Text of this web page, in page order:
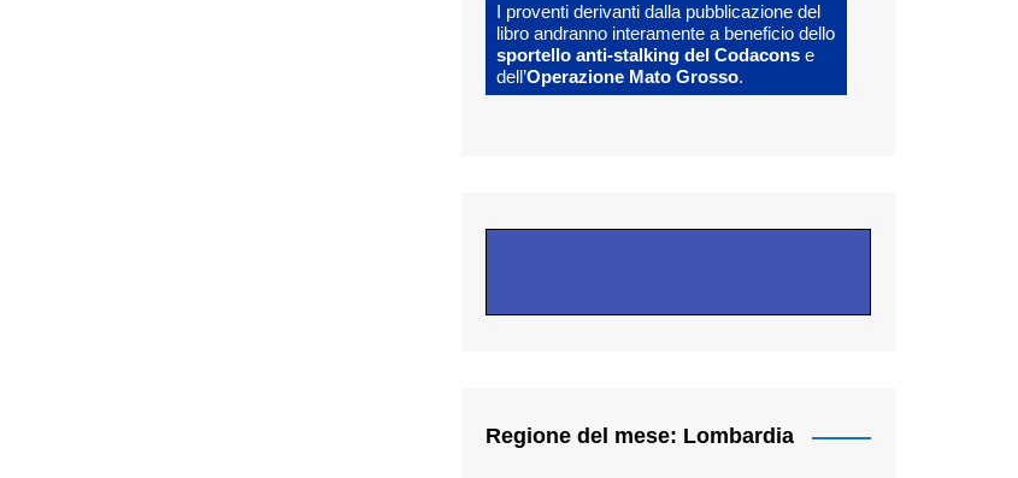
I proventi derivanti dalla pubblicazione del
libro andranno interamente a beneficio dello
sportello anti-stalking del Codacons e
dell’Operazione Mato Grosso.
Regione del mese: Lombardia